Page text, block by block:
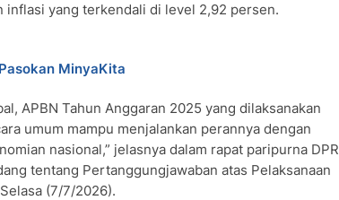
yang terkendali di level 2,92 persen.
MinyaKita
APBN Tahun Anggaran 2025 yang dilaksanakan
umum mampu menjalankan perannya dengan
nasional,” jelasnya dalam rapat paripurna DPR
tentang Pertanggungjawaban atas Pelaksanaan
(7/7/2026).